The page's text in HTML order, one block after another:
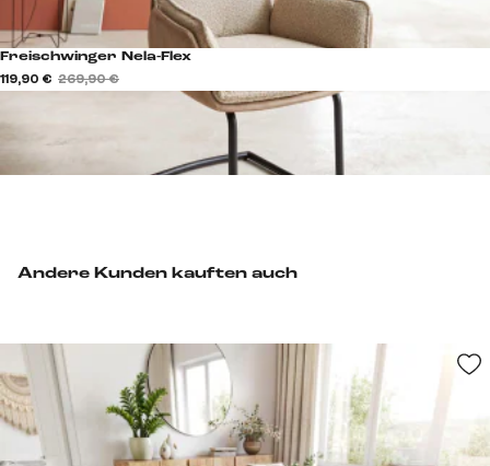
Andere Kunden kauften auch
Freischwinger Nela-Flex
119,90 € 269,90 €